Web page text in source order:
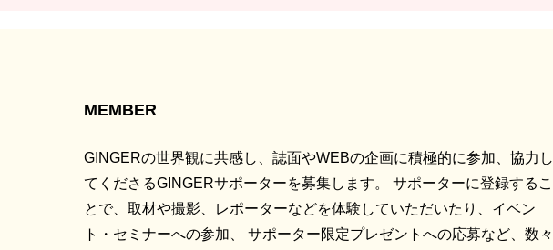
MEMBER
GINGERの世界観に共感し、誌面やWEBの企画に積極的に参加、協力し
てくださるGINGERサポーターを募集します。 サポーターに登録するこ
とで、取材や撮影、レポーターなどを体験していただいたり、イベン
ト・セミナーへの参加、 サポーター限定プレゼントへの応募など、数々